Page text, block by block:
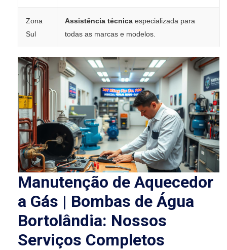
Zona
Sul
Assistência técnica especializada para
todas as marcas e modelos.
Manutenção de Aquecedor
a Gás | Bombas de Água
Bortolândia: Nossos
Serviços Completos